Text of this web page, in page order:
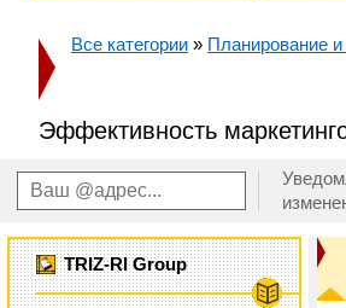
Все категории » Планирование
Эффективность
TRIZ-RI Group